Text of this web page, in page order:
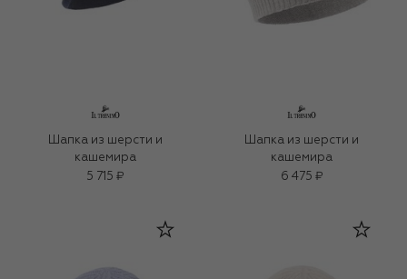
Шапка из шерсти и
кашемира
5 715 ₽
Шапка из шерсти и
кашемира
6 475 ₽